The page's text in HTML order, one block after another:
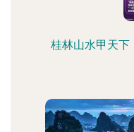
桂林山水甲天下